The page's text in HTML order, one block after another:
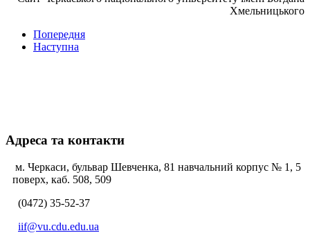
Хмельницького
Попередня
Наступна
Адреса та контакти
м. Черкаси, бульвар Шевченка, 81 навчальний корпус № 1, 5
поверх, каб. 508, 509
(0472) 35-52-37
iif@vu.cdu.edu.ua